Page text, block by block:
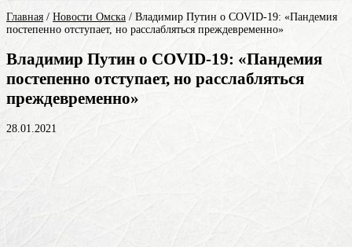
Главная / Новости Омска / Владимир Путин о COVID-19: «Пандемия
постепенно отступает, но расслабляться преждевременно»
Владимир Путин о COVID-19: «Пандемия
постепенно отступает, но расслабляться
преждевременно»
28.01.2021